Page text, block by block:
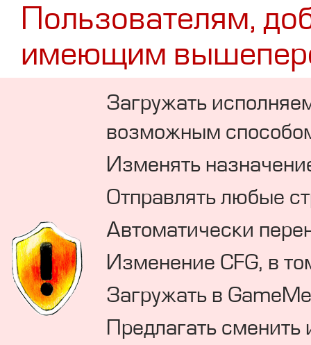
Пользователям,
имеющим
Загружать
возможным
Изменять
Отправлять любые
Автоматически
Изменение CFG, в
Загружать в
Предлагать сменить